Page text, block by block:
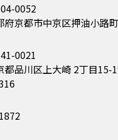
0052
府京都市中京区押油小路
0021
都品川区上大崎 2丁目15-